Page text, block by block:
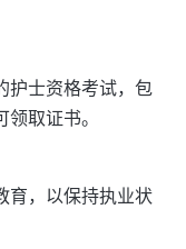
护士资格考试，包
取证书。
育，以保持执业状